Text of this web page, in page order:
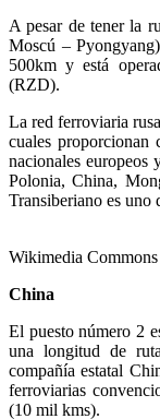
A pesar de tener la
Moscú –
500km y está
(RZD).
La red ferroviaria
cuales proporcionan
nacionales europeos
Polonia, China,
Transiberiano es uno
Wikimedia Commons
China
El puesto número 2
una longitud de
compañía estatal
ferroviarias
(10 mil kms).